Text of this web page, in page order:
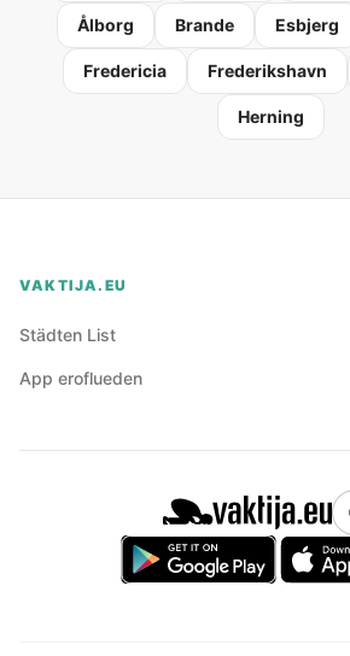
Ålborg Brande Esbjerg
Fredericia Frederikshavn
Herning
VAKTIJA.EU
Städten List
App eroflueden